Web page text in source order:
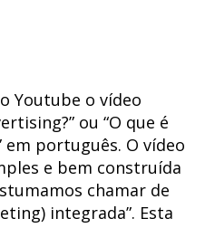
Youtube o vídeo
ou “O que é
em português. O vídeo
e bem construída
chamar de
integrada”. Esta